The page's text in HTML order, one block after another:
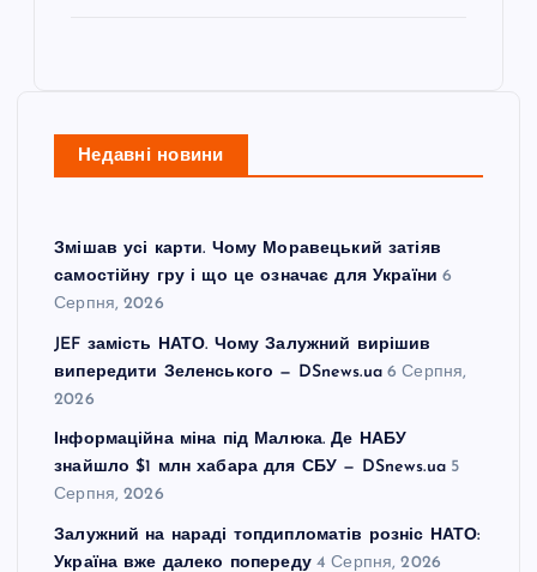
Недавні новини
Змішав усі карти. Чому Моравецький затіяв
самостійну гру і що це означає для України 6
Серпня, 2026
JEF замість НАТО. Чому Залужний вирішив
випередити Зеленського — DSnews.ua 6 Серпня,
2026
Інформаційна міна під Малюка. Де НАБУ
знайшло $1 млн хабара для СБУ — DSnews.ua 5
Серпня, 2026
Залужний на нараді топдипломатів розніс НАТО:
Україна вже далеко попереду 4 Серпня, 2026